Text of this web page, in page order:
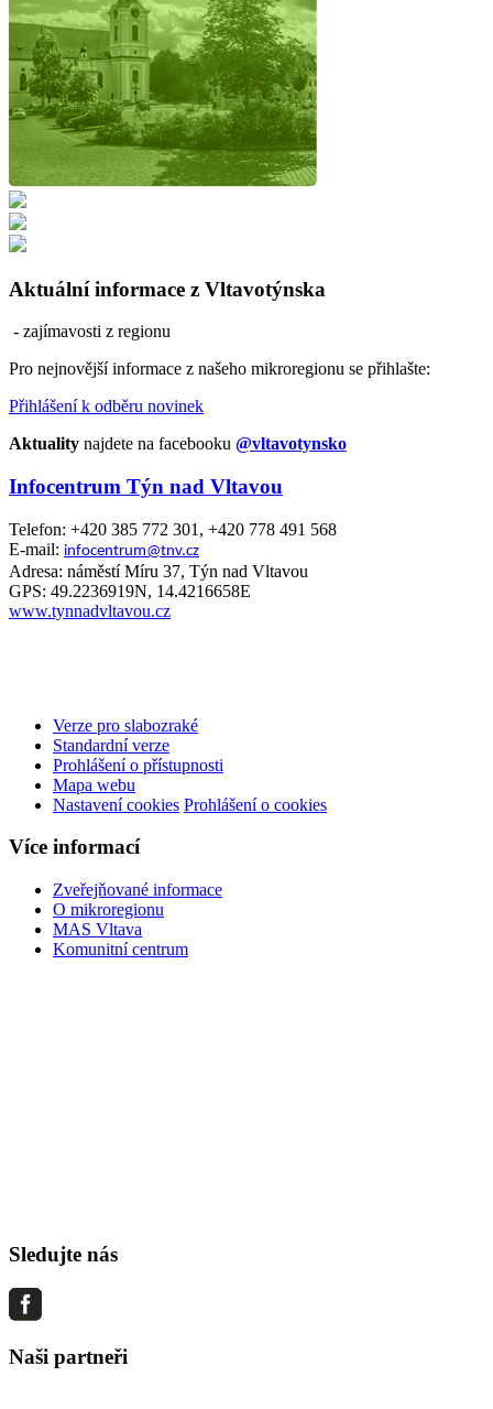
Aktuální informace z Vltavotýnska
- zajímavosti z regionu
Pro nejnovější informace z našeho mikroregionu se přihlašte:
Přihlášení k odběru novinek
Aktuality najdete na facebooku @vltavotynsko
Infocentrum Týn nad Vltavou
Telefon: +420 385 772 301, +420 778 491 568
E-mail: infocentrum@tnv.cz
Adresa: náměstí Míru 37, Týn nad Vltavou
GPS: 49.2236919N, 14.4216658E
www.tynnadvltavou.cz
Verze pro slabozraké
Standardní verze
Prohlášení o přístupnosti
Mapa webu
Nastavení cookies Prohlášení o cookies
Více informací
Zveřejňované informace
O mikroregionu
MAS Vltava
Komunitní centrum
Sledujte nás
Naši partneři